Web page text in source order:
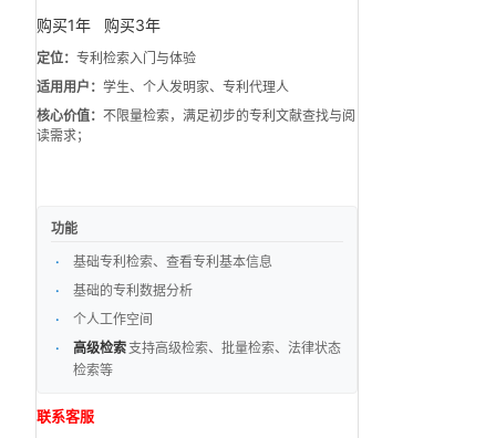
购买1年
购买3年
定位： 专利检索入门与体验
适用用户： 学生、个人发明家、专利代理人
核心价值： 不限量检索，满足初步的专利文献查找与阅
读需求；
功能
基础专利检索、查看专利基本信息
基础的专利数据分析
个人工作空间
高级检索 支持高级检索、批量检索、法律状态
检索等
联系客服